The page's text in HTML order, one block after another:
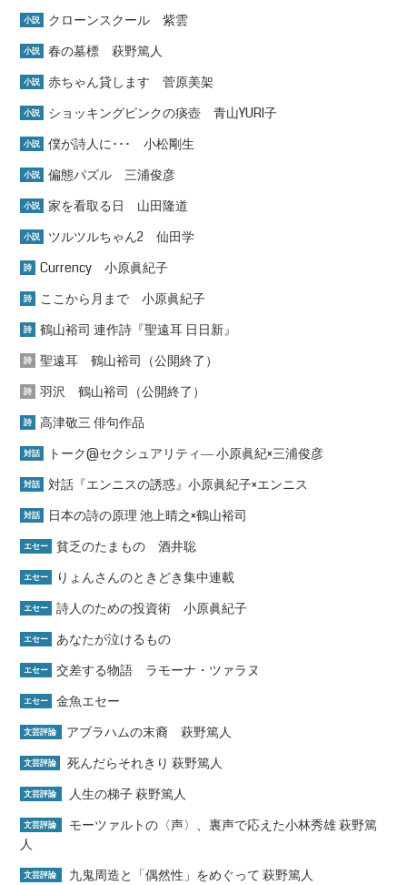
小説 クローンスクール 紫雲
小説 春の墓標 萩野篤人
小説 赤ちゃん貸します 菅原美架
小説 ショッキングピンクの痰壺 青山YURI子
小説 僕が詩人に･･･ 小松剛生
小説 偏態パズル 三浦俊彦
小説 家を看取る日 山田隆道
小説 ツルツルちゃん2 仙田学
詩 Currency 小原眞紀子
詩 ここから月まで 小原眞紀子
詩 鶴山裕司 連作詩『聖遠耳 日日新』
詩 聖遠耳 鶴山裕司（公開終了）
詩 羽沢 鶴山裕司（公開終了）
詩 高津敬三 俳句作品
対話 トーク@セクシュアリティ― 小原眞紀×三浦俊彦
対話 対話『エンニスの誘惑』小原眞紀子×エンニス
対話 日本の詩の原理 池上晴之×鶴山裕司
エセー 貧乏のたまもの 酒井聡
エセー りょんさんのときどき集中連載
エセー 詩人のための投資術 小原眞紀子
エセー あなたが泣けるもの
エセー 交差する物語 ラモーナ・ツァラヌ
エセー 金魚エセー
文芸評論 アブラハムの末裔 萩野篤人
文芸評論 死んだらそれきり 萩野篤人
文芸評論 人生の梯子 萩野篤人
文芸評論
モーツァルトの〈声〉、裏声で応えた小林秀雄 萩野篤
人
文芸評論 九鬼周造と「偶然性」をめぐって 萩野篤人